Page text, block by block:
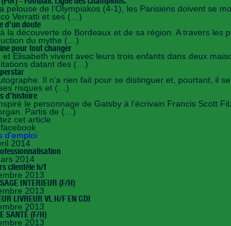
de l’Olympiakos (4-1), les Parisiens doivent se
Verratti et ses (…)
d’un doute
découverte de Bordeaux et de sa région. A travers les
du mythe (…)
pour tout changer
Elisabeth vivent avec leurs trois enfants dans deux
datant des (…)
Il n’a rien fait pour se distinguer et, pourtant, il
risques et (…)
d’histoire
le personnage de Gatsby à l’écrivain Francis Scott
Partis de (…)
cet article
d'emploi
2014
2014
clientèle h/f
2013
INTERIEUR (F/H)
2013
LIVREUR VL H/F EN CDI
2013
SANTÉ (F/H)
2013